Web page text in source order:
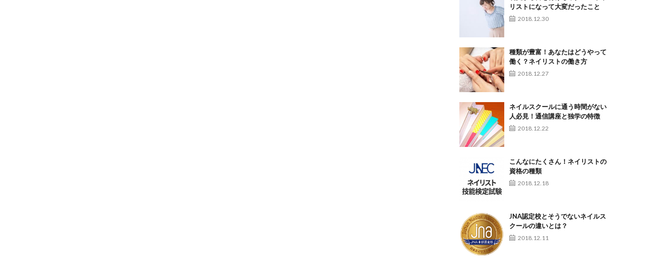
リストになって大変だったこと
2018.12.30
種類が豊富！あなたはどうやって
働く？ネイリストの働き方
2018.12.27
ネイルスクールに通う時間がない
人必見！通信講座と独学の特徴
2018.12.22
こんなにたくさん！ネイリストの
資格の種類
2018.12.18
JNA認定校とそうでないネイルス
クールの違いとは？
2018.12.11